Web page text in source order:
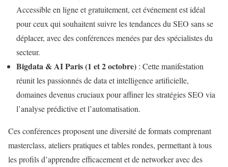
Accessible en ligne et gratuitement, cet événement est idéal
pour ceux qui souhaitent suivre les tendances du SEO sans se
déplacer, avec des conférences menées par des spécialistes du
secteur.
Bigdata & AI Paris (1 et 2 octobre) : Cette manifestation
réunit les passionnés de data et intelligence artificielle,
domaines devenus cruciaux pour affiner les stratégies SEO via
l’analyse prédictive et l’automatisation.
Ces conférences proposent une diversité de formats comprenant
masterclass, ateliers pratiques et tables rondes, permettant à tous
les profils d’apprendre efficacement et de networker avec des